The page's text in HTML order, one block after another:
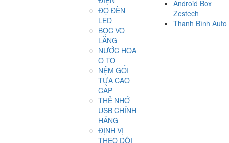
ĐỘ ĐÈN
LED
BỌC VÔ
LĂNG
NƯỚC HOA
Ô TÔ
NỆM GỐI
TỰA CAO
CẤP
THẺ NHỚ
USB CHÍNH
HÃNG
ĐỊNH VỊ
THEO DÕI
Android Box
Zestech
Thanh Bình Auto